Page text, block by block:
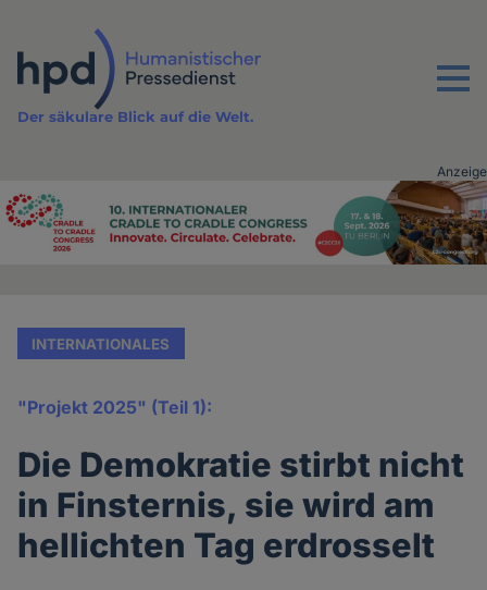
Inhalt
Menu
Der säkulare Blick auf die Welt.
Advertising
Anzeige
INTERNATIONALES
"Projekt 2025" (Teil 1):
Die Demokratie stirbt nicht
in Finsternis, sie wird am
hellichten Tag erdrosselt